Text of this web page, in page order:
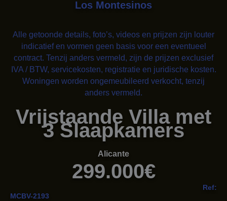
Los Montesinos
Alle getoonde details, foto’s, videos en prijzen zijn louter
indicatief en vormen geen basis voor een eventueel
contract. Tenzij anders vermeld, zijn de prijzen exclusief
IVA / BTW, servicekosten, registratie en juridische kosten.
Woningen worden ongemeubileerd verkocht, tenzij
anders vermeld.
Vrijstaande Villa met
3 Slaapkamers
Alicante
299.000€
Ref:
MCBV-2193